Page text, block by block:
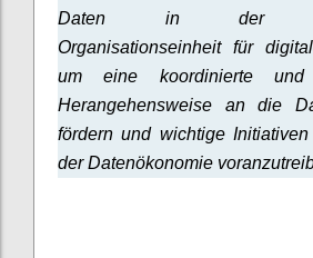
Daten in der
Organisationseinheit für
um eine koordinierte und
Herangehensweise an die
fördern und wichtige
der Datenökonomie